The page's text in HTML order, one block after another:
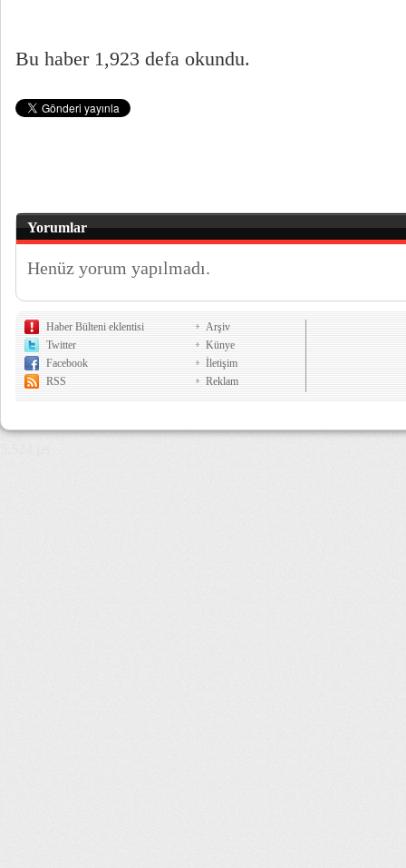
Bu haber 1,923 defa okundu.
Yorumlar
Henüz yorum yapılmadı.
Haber Bülteni eklentisi
Twitter
Facebook
RSS
Arşiv
Künye
İletişim
Reklam